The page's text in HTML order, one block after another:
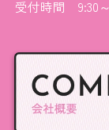
受付時間 9:30